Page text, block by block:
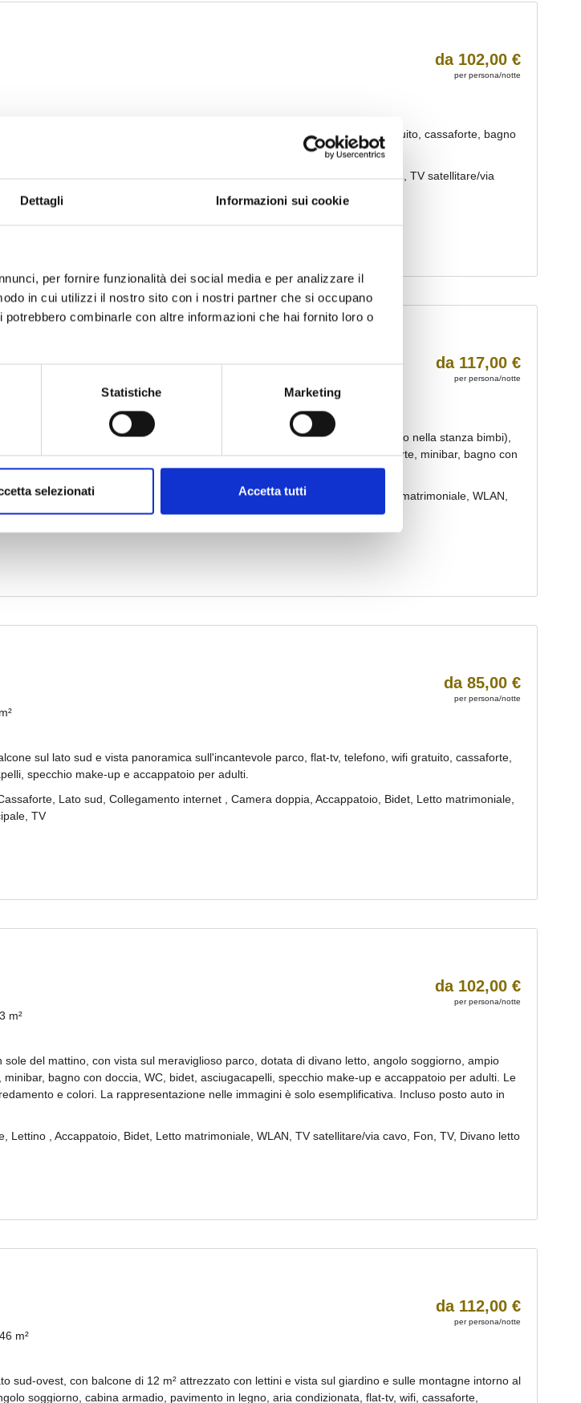
Dettagli Informazioni sui cookie
per fornire funzionalità dei social media e per analizzare il
in cui utilizzi il nostro sito con i nostri partner che si occupano
combinarle con altre informazioni che hai fornito loro o
Statistiche Marketing
selezionati Accetta tutti